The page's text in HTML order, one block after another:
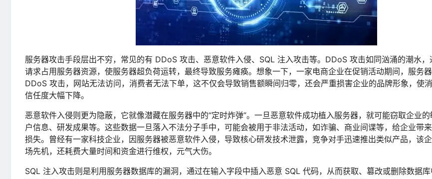
服务器攻击手段层出不穷，常见的有 DDoS 攻击、恶意软件入侵、SQL 注入攻击等。DDoS 攻击如同汹涌的潮水，
请求占用服务器资源，使服务器超负荷运转，最终导致服务瘫痪。想象一下，一家电商企业在促销活动期间，服务
DDoS 攻击，网站无法访问，消费者无法下单，这不仅会导致销售额瞬间归零，还会严重损害企业的品牌形象，使
信任度大幅下降。
恶意软件入侵则更为隐蔽，它就像潜藏在服务器中的“定时炸弹”。一旦恶意软件成功植入服务器，就可能窃取企业
户信息、研发成果等。这些数据一旦落入不法分子手中，可能会被用于非法活动，如诈骗、商业间谍等，给企业带
损失。曾经有一家科技企业，因服务器被恶意软件入侵，导致核心研发技术泄露，竞争对手迅速推出类似产品，该
场先机，还耗费大量时间和资金进行维权，元气大伤。
SQL 注入攻击则是利用服务器数据库的漏洞，通过在输入字段中插入恶意 SQL 代码，从而获取、篡改或删除数据